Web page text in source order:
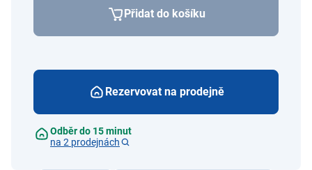
Přidat do košíku
Rezervovat na prodejně
Odběr do 15 minut
na 2 prodejnách